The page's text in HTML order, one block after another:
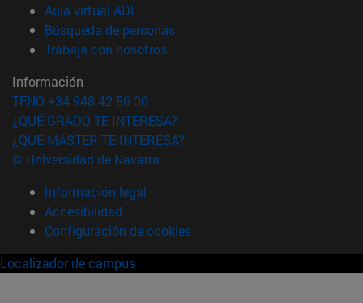
Aula virtual ADI
Búsqueda de personas(abre en nueva ventana)
Trabaja con nosotros(abre en nueva ventana)
Información
TFNO +34 948 42 56 00
¿QUÉ GRADO TE INTERESA?
¿QUÉ MÁSTER TE INTERESA?
© Universidad de Navarra
Información legal
Accesibilidad
Configuración de cookies
Localizador de campus